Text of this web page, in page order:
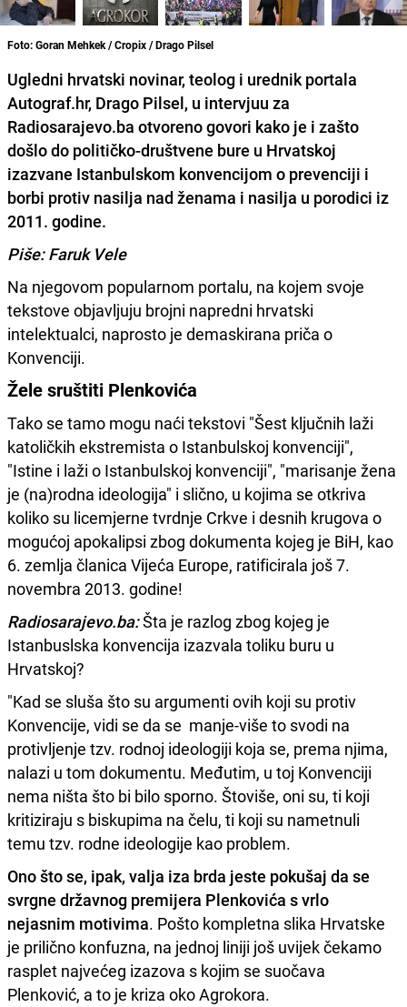
Foto: Goran Mehkek / Cropix / Drago Pilsel
Ugledni hrvatski novinar, teolog i urednik portala
Autograf.hr, Drago Pilsel, u intervjuu za
Radiosarajevo.ba otvoreno govori kako je i zašto
došlo do političko-društvene bure u Hrvatskoj
izazvane Istanbulskom konvencijom o prevenciji i
borbi protiv nasilja nad ženama i nasilja u porodici iz
2011. godine.
Piše: Faruk Vele
Na njegovom popularnom portalu, na kojem svoje
tekstove objavljuju brojni napredni hrvatski
intelektualci, naprosto je demaskirana priča o
Konvenciji.
Žele sruštiti Plenkovića
Tako se tamo mogu naći tekstovi "Šest ključnih laži
katoličkih ekstremista o Istanbulskoj konvenciji",
"Istine i laži o Istanbulskoj konvenciji", "marisanje žena
je (na)rodna ideologija" i slično, u kojima se otkriva
koliko su licemjerne tvrdnje Crkve i desnih krugova o
mogućoj apokalipsi zbog dokumenta kojeg je BiH, kao
6. zemlja članica Vijeća Europe, ratificirala još 7.
novembra 2013. godine!
Radiosarajevo.ba:Šta je razlog zbog kojeg je
Istanbuslska konvencija izazvala toliku buru u
Hrvatskoj?
"Kad se sluša što su argumenti ovih koji su protiv
Konvencije, vidi se da se manje-više to svodi na
protivljenje tzv. rodnoj ideologiji koja se, prema njima,
nalazi u tom dokumentu. Međutim, u toj Konvenciji
nema ništa što bi bilo sporno. Štoviše, oni su, ti koji
kritiziraju s biskupima na čelu, ti koji su nametnuli
temu tzv. rodne ideologije kao problem.
Ono što se, ipak, valja iza brda jeste pokušaj da se
svrgne državnog premijera Plenkovića s vrlo
nejasnim motivima. Pošto kompletna slika Hrvatske
je prilično konfuzna, na jednoj liniji još uvijek čekamo
rasplet najvećeg izazova s kojim se suočava
Plenković, a to je kriza oko Agrokora.